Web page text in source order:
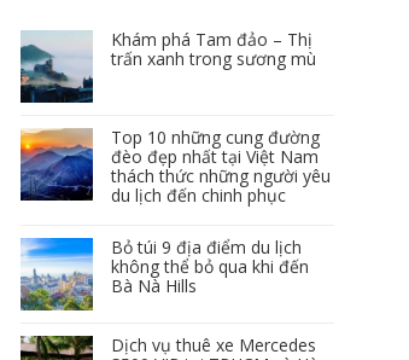
Khám phá Tam đảo – Thị
trấn xanh trong sương mù
Top 10 những cung đường
đèo đẹp nhất tại Việt Nam
thách thức những người yêu
du lịch đến chinh phục
Bỏ túi 9 địa điểm du lịch
không thể bỏ qua khi đến
Bà Nà Hills
Dịch vụ thuê xe Mercedes